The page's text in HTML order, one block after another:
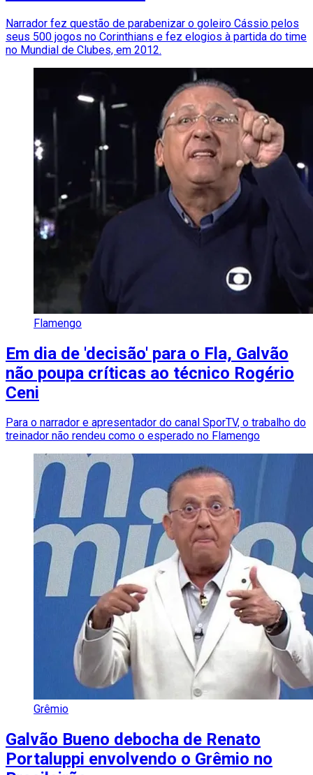
Narrador fez questão de parabenizar o goleiro Cássio pelos
seus 500 jogos no Corinthians e fez elogios à partida do time
no Mundial de Clubes, em 2012.
Flamengo
Em dia de 'decisão' para o Fla, Galvão
não poupa críticas ao técnico Rogério
Ceni
Para o narrador e apresentador do canal SporTV, o trabalho do
treinador não rendeu como o esperado no Flamengo
Grêmio
Galvão Bueno debocha de Renato
Portaluppi envolvendo o Grêmio no